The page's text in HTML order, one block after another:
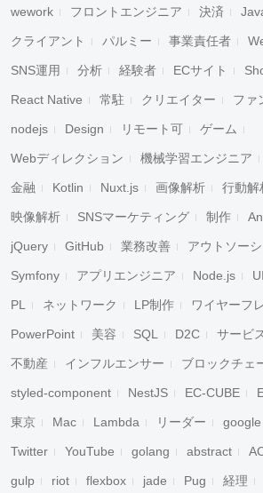
wework フロントエンジニア 決済
クライアント パルミー 事業責任者
SNS運用 分析 経験者 ECサイト
React Native 常駐 クリエイター ファ
nodejs Design リモート可 ゲーム
Webディレクション 機械学習エンジニア
金融 Kotlin Nuxt.js 画像解析 行動解
映像解析 SNSマーケティング 制作
jQuery GitHub 業務改善 アウトソー
Symfony アプリエンジニア Node.js
PL ネットワーク LP制作 ワイヤーフ
PowerPoint 美容 SQL D2C サービ
不動産 インフルエンサー ブロックチェ
styled-component NestJS EC-CUBE
東京 Mac Lambda リーダー google
Twitter YouTube golang abstract
gulp riot flexbox jade Pug 経理